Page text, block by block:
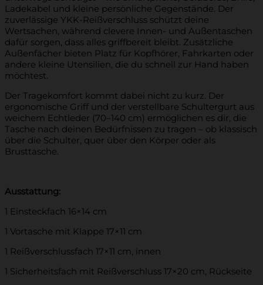
Ladekabel und kleine persönliche Gegenstände. Der
zuverlässige YKK-Reißverschluss schützt deine
Wertsachen, während clevere Innen- und Außentaschen
dafür sorgen, dass alles griffbereit bleibt. Zusätzliche
Außenfächer bieten Platz für Kopfhörer, Fahrkarten oder
andere kleine Utensilien, die du schnell zur Hand haben
möchtest.
Der Tragekomfort kommt dabei nicht zu kurz. Der
ergonomische Griff und der verstellbare Schultergurt aus
weichem Echtleder (70–140 cm) ermöglichen es dir, die
Tasche nach deinen Bedürfnissen zu tragen – ob klassisch
über die Schulter, quer über den Körper oder als
Brusttasche.
Ausstattung:
1 Einsteckfach 16×14 cm
1 Vortasche mit Klappe 17×11 cm
1 Reißverschlussfach 17×11 cm, innen
1 Sicherheitsfach mit Reißverschluss 17×20 cm, Rückseite